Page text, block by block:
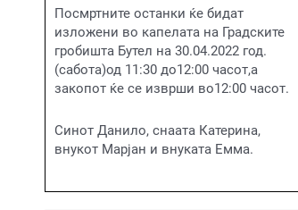
Посмртните останки ќе бидат
изложени во капелата на Градските
гробишта Бутел на 30.04.2022 год.
(сабота)од 11:30 до12:00 часот,а
закопот ќе се изврши во12:00 часот.
Синот Данило, снаата Катерина,
внукот Марјан и внуката Емма.